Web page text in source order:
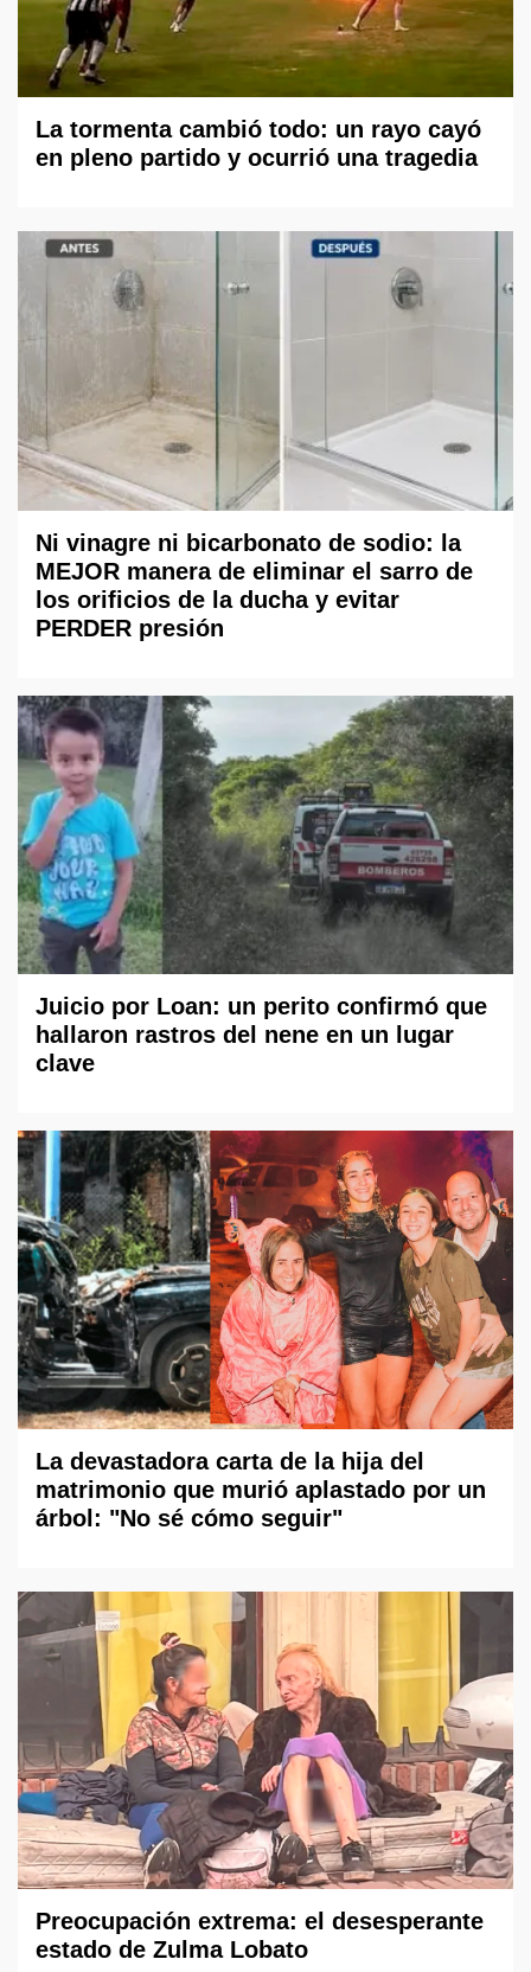
La tormenta cambió todo: un rayo cayó
en pleno partido y ocurrió una tragedia
Ni vinagre ni bicarbonato de sodio: la
MEJOR manera de eliminar el sarro de
los orificios de la ducha y evitar
PERDER presión
Juicio por Loan: un perito confirmó que
hallaron rastros del nene en un lugar
clave
La devastadora carta de la hija del
matrimonio que murió aplastado por un
árbol: "No sé cómo seguir"
Preocupación extrema: el desesperante
estado de Zulma Lobato